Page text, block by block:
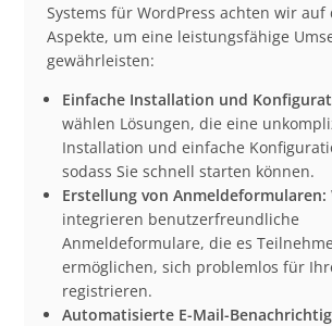
Systems für WordPress achten wir
Aspekte, um eine leistungsfähige
gewährleisten:
Einfache Installation und
wählen Lösungen, die eine
Installation und einfache
sodass Sie schnell starten können.
Erstellung von Anmeldeformularen:
integrieren benutzerfreundliche
Anmeldeformulare, die es
ermöglichen, sich problemlos für
registrieren.
Automatisierte E-Mail-